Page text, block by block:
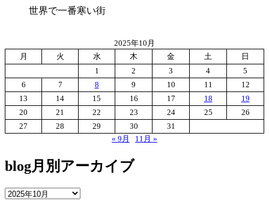
世界で一番寒い街
2025年10月
月
火 水 木 金 土
日
1
2 3 4
5
6
7 8 9 10 11
12
13
14 15 16 17 18
19
20
21 22 23 24 25
26
27
28 29 30
31
« 9月
11月 »
blog月別アーカイブ